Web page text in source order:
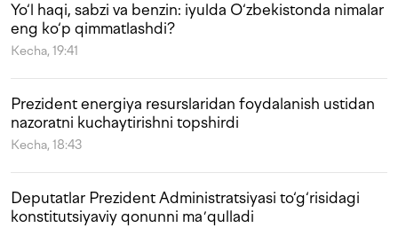
Yo‘l haqi, sabzi va benzin: iyulda O‘zbekistonda nimalar
eng ko‘p qimmatlashdi?
Kecha, 19:41
Prezident energiya resurslaridan foydalanish ustidan
nazoratni kuchaytirishni topshirdi
Kecha, 18:43
Deputatlar Prezident Administratsiyasi to‘g‘risidagi
konstitutsiyaviy qonunni maʼqulladi